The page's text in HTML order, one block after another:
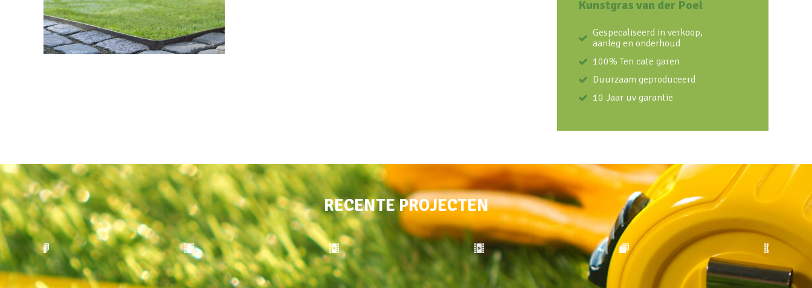
Kunstgras van der Poel
Gespecaliseerd in verkoop,
aanleg en onderhoud
100% Ten cate garen
Duurzaam geproduceerd
10 Jaar uv garantie
RECENTE PROJECTEN